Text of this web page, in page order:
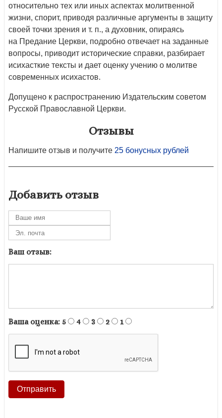
относительно тех или иных аспектах молитвенной
жизни, спорит, приводя различные аргументы в защиту
своей точки зрения и т. п., а духовник, опираясь
на Предание Церкви, подробно отвечает на заданные
вопросы, приводит исторические справки, разбирает
исихасткие тексты и дает оценку учению о молитве
современных исихастов.
Допущено к распространению Издательским советом
Русской Православной Церкви.
Отзывы
Напишите отзыв и получите 25 бонусных рублей
Добавить отзыв
Ваш отзыв:
Ваша оценка: 5 4 3 2 1